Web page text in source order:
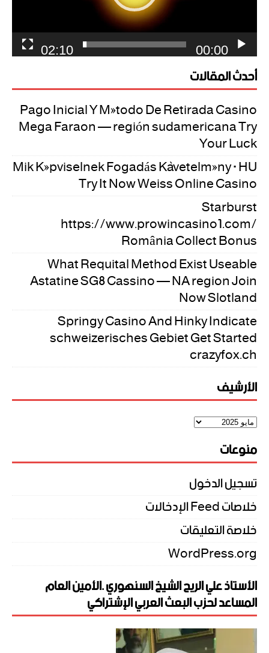
00:00
02:10
أحدث المقالات
Pago Inicial Y Método De Retirada Casino
Mega Faraon — región sudamericana Try
Your Luck
Mik Képviselnek Fogadás Követelmény · HU
Try It Now Weiss Online Casino
Starburst
https://www.prowincasino1.com/
România Collect Bonus
What Requital Method Exist Useable
Astatine SG8 Cassino — NA region Join
Now Slotland
Springy Casino And Hinky Indicate
schweizerisches Gebiet Get Started
crazyfox.ch
الأرشيف
منوعات
تسجيل الدخول
خلاصات Feed الإدخالات
خلاصة التعليقات
WordPress.org
الأستاذ علي الريح الشيخ السنهوري .الأمين العام
المساعد لحزب البعث العربي الإشتراكي